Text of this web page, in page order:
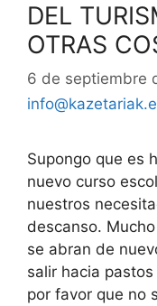
DEL
OTRAS
6 de septiembre
Supongo que es
nuevo curso
nuestros
descanso.
se abran de
salir hacia
por favor que no